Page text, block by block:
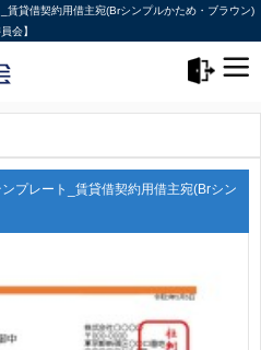
貸借契約用借主宛(Brシンプルかため・ブラウン)
会】
プレート_賃貸借契約用借主宛(Brシン